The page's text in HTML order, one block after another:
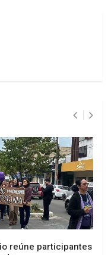
reúne participantes